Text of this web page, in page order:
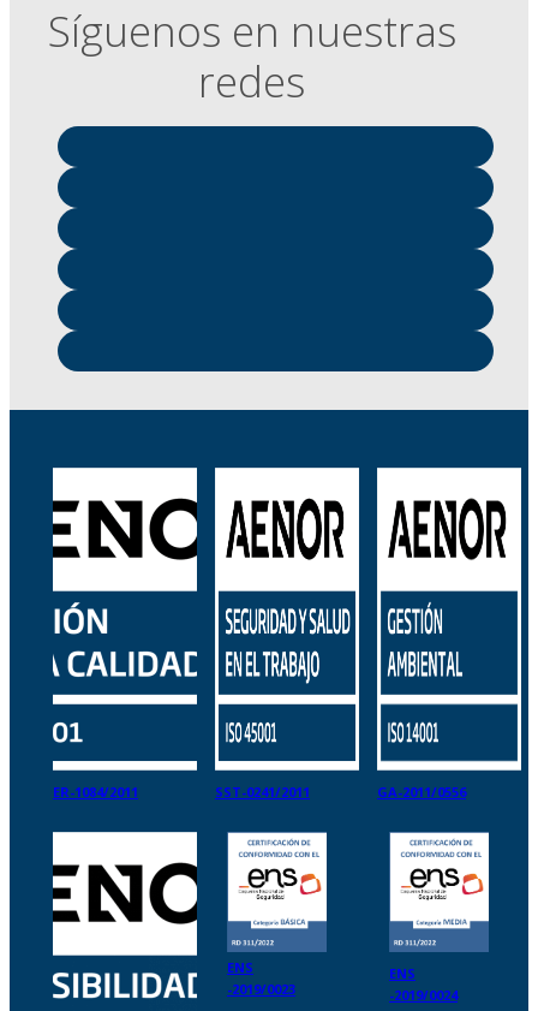
Síguenos en nuestras
redes
ER-1084/2011 SST-0241/2011 GA-2011/0556
ENS
-2019/0023
ENS
-2019/0024